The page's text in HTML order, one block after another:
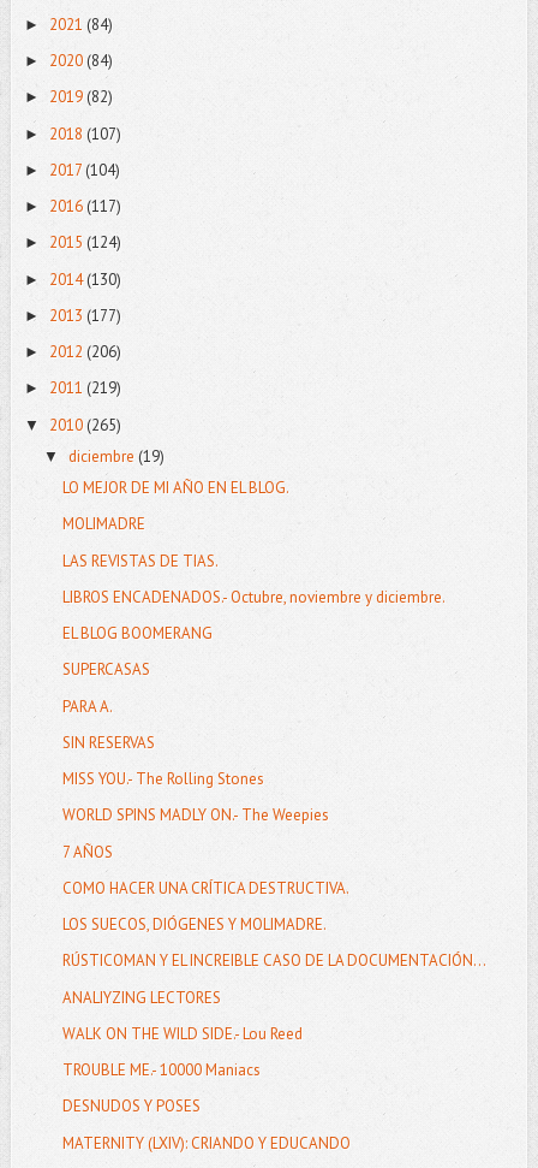
► 2021 (84)
► 2020(84)
► 2019 (82)
► 2018 (107)
► 2017 (104)
► 2016 (117)
► 2015 (124)
► 2014(130)
► 2013 (177)
► 2012 (206)
► 2011 (219)
▼ 2010 (265)
▼ diciembre (19)
LO MEJOR DE MI AÑO EN EL BLOG.
MOLIMADRE
LAS REVISTAS DE TIAS.
LIBROS ENCADENADOS.- Octubre, noviembre y diciembre.
EL BLOG BOOMERANG
SUPERCASAS
PARA A.
SIN RESERVAS
MISS YOU.- The Rolling Stones
WORLD SPINS MADLY ON.- The Weepies
7 AÑOS
COMO HACER UNA CRÍTICA DESTRUCTIVA.
LOS SUECOS, DIÓGENES Y MOLIMADRE.
RÚSTICOMAN Y EL INCREIBLE CASO DE LA DOCUMENTACIÓN...
ANALIYZING LECTORES
WALK ON THE WILD SIDE.- Lou Reed
TROUBLE ME.- 10000 Maniacs
DESNUDOS Y POSES
MATERNITY (LXIV): CRIANDO Y EDUCANDO